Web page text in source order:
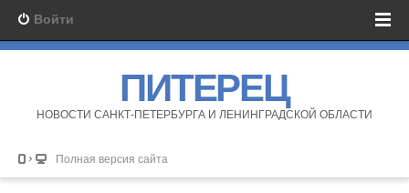
Войти
ПИТЕРЕЦ
НОВОСТИ САНКТ-ПЕТЕРБУРГА И ЛЕНИНГРАДСКОЙ ОБЛАСТИ
Полная версия сайта